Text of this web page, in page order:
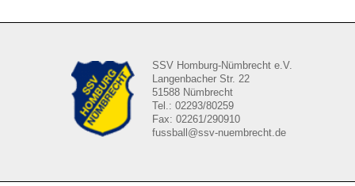
SSV Homburg-Nümbrecht e.V.
Langenbacher Str. 22
51588 Nümbrecht
Tel.: 02293/80259
Fax: 02261/290910
fussball@ssv-nuembrecht.de